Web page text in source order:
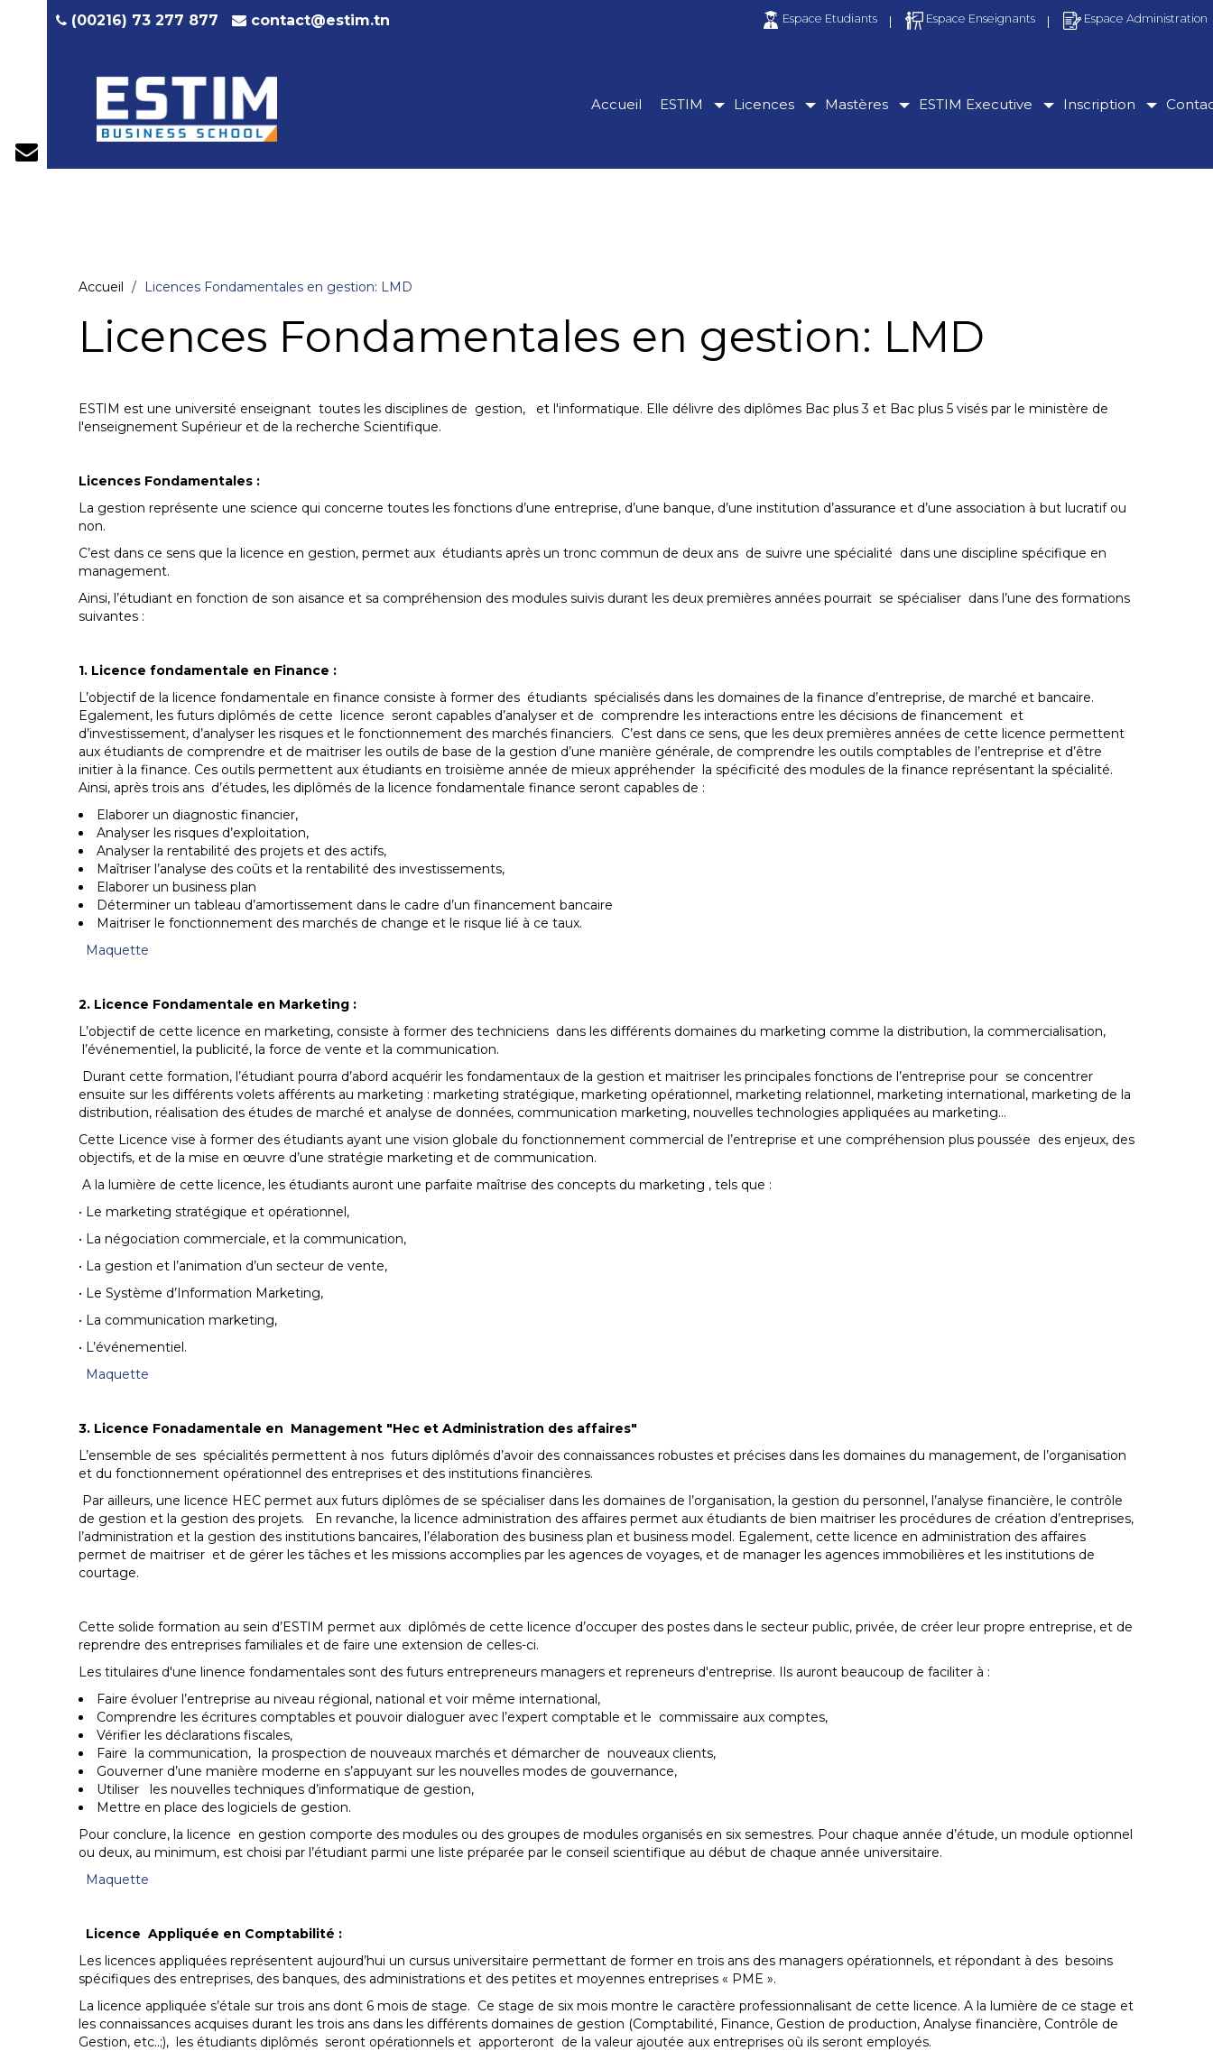
(00216) 73 277 877 contact@estim.tn Espace Etudiants Espace Enseignants Espace Administration
Accueil ESTIM Licences Mastères ESTIM Executive Inscription
Accueil Licences Fondamentales en gestion: LMD
Licences Fondamentales en gestion: LMD
ESTIM est une université enseignant toutes les disciplines de gestion, et l'informatique. Elle délivre des diplômes Bac plus 3 et Bac plus 5 visés par le ministère de
l'enseignement Supérieur et de la recherche Scientifique.
Licences Fondamentales :
La gestion représente une science qui concerne toutes les fonctions d’une entreprise, d’une banque, d’une institution d’assurance et d’une association à but lucratif ou
non.
C’est dans ce sens que la licence en gestion, permet aux étudiants après un tronc commun de deux ans de suivre une spécialité dans une discipline spécifique en
management.
Ainsi, l’étudiant en fonction de son aisance et sa compréhension des modules suivis durant les deux premières années pourrait se spécialiser dans l’une des formations
suivantes :
1. Licence fondamentale en Finance :
L’objectif de la licence fondamentale en finance consiste à former des étudiants spécialisés dans les domaines de la finance d’entreprise, de marché et bancaire.
Egalement, les futurs diplômés de cette licence seront capables d’analyser et de comprendre les interactions entre les décisions de financement et
d’investissement, d’analyser les risques et le fonctionnement des marchés financiers. C’est dans ce sens, que les deux premières années de cette licence permettent
aux étudiants de comprendre et de maitriser les outils de base de la gestion d’une manière générale, de comprendre les outils comptables de l’entreprise et d’être
initier à la finance. Ces outils permettent aux étudiants en troisième année de mieux appréhender la spécificité des modules de la finance représentant la spécialité.
Ainsi, après trois ans d’études, les diplômés de la licence fondamentale finance seront capables de :
Elaborer un diagnostic financier,
Analyser les risques d’exploitation,
Analyser la rentabilité des projets et des actifs,
Maîtriser l’analyse des coûts et la rentabilité des investissements,
Elaborer un business plan
Déterminer un tableau d’amortissement dans le cadre d’un financement bancaire
Maitriser le fonctionnement des marchés de change et le risque lié à ce taux.
Maquette
2. Licence Fondamentale en Marketing :
L’objectif de cette licence en marketing, consiste à former des techniciens dans les différents domaines du marketing comme la distribution, la commercialisation,
l’événementiel, la publicité, la force de vente et la communication.
Durant cette formation, l’étudiant pourra d’abord acquérir les fondamentaux de la gestion et maitriser les principales fonctions de l’entreprise pour se concentrer
ensuite sur les différents volets afférents au marketing : marketing stratégique, marketing opérationnel, marketing relationnel, marketing international, marketing de la
distribution, réalisation des études de marché et analyse de données, communication marketing, nouvelles technologies appliquées au marketing…
Cette Licence vise à former des étudiants ayant une vision globale du fonctionnement commercial de l’entreprise et une compréhension plus poussée des enjeux, des
objectifs, et de la mise en œuvre d’une stratégie marketing et de communication.
A la lumière de cette licence, les étudiants auront une parfaite maîtrise des concepts du marketing , tels que :
• Le marketing stratégique et opérationnel,
• La négociation commerciale, et la communication,
• La gestion et l’animation d’un secteur de vente,
• Le Système d’Information Marketing,
• La communication marketing,
• L’événementiel.
Maquette
3. Licence Fonadamentale en Management "Hec et Administration des affaires"
L’ensemble de ses spécialités permettent à nos futurs diplômés d’avoir des connaissances robustes et précises dans les domaines du management, de l’organisation
et du fonctionnement opérationnel des entreprises et des institutions financières.
Par ailleurs, une licence HEC permet aux futurs diplômes de se spécialiser dans les domaines de l’organisation, la gestion du personnel, l’analyse financière, le contrôle
de gestion et la gestion des projets. En revanche, la licence administration des affaires permet aux étudiants de bien maitriser les procédures de création d’entreprises,
l’administration et la gestion des institutions bancaires, l’élaboration des business plan et business model. Egalement, cette licence en administration des affaires
permet de maitriser et de gérer les tâches et les missions accomplies par les agences de voyages, et de manager les agences immobilières et les institutions de
courtage.
Cette solide formation au sein d’ESTIM permet aux diplômés de cette licence d’occuper des postes dans le secteur public, privée, de créer leur propre entreprise, et de
reprendre des entreprises familiales et de faire une extension de celles-ci.
Les titulaires d'une linence fondamentales sont des futurs entrepreneurs managers et repreneurs d'entreprise. Ils auront beaucoup de faciliter à :
Faire évoluer l’entreprise au niveau régional, national et voir même international,
Comprendre les écritures comptables et pouvoir dialoguer avec l’expert comptable et le commissaire aux comptes,
Vérifier les déclarations fiscales,
Faire la communication, la prospection de nouveaux marchés et démarcher de nouveaux clients,
Gouverner d’une manière moderne en s’appuyant sur les nouvelles modes de gouvernance,
Utiliser les nouvelles techniques d’informatique de gestion,
Mettre en place des logiciels de gestion.
Pour conclure, la licence en gestion comporte des modules ou des groupes de modules organisés en six semestres. Pour chaque année d’étude, un module optionnel
ou deux, au minimum, est choisi par l’étudiant parmi une liste préparée par le conseil scientifique au début de chaque année universitaire.
Maquette
Licence Appliquée en Comptabilité :
Les licences appliquées représentent aujourd’hui un cursus universitaire permettant de former en trois ans des managers opérationnels, et répondant à des besoins
spécifiques des entreprises, des banques, des administrations et des petites et moyennes entreprises « PME ».
La licence appliquée s’étale sur trois ans dont 6 mois de stage. Ce stage de six mois montre le caractère professionnalisant de cette licence. A la lumière de ce stage et
les connaissances acquises durant les trois ans dans les différents domaines de gestion (Comptabilité, Finance, Gestion de production, Analyse financière, Contrôle de
Gestion, etc..;), les étudiants diplômés seront opérationnels et apporteront de la valeur ajoutée aux entreprises où ils seront employés.